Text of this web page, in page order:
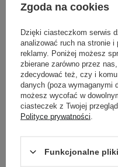
PROMOCJA
Lipstick - Matowa
Zgoda na cookies
Dzięki ciasteczkom serwis
analizować ruch na stronie i
reklamy. Poniżej możesz
zbierane zarówno przez
zdecydować też, czy i
danych (poza wymaganymi
możesz wycofać w
ciasteczek z Twojej
Polityce prywatności
Funkcjonalne